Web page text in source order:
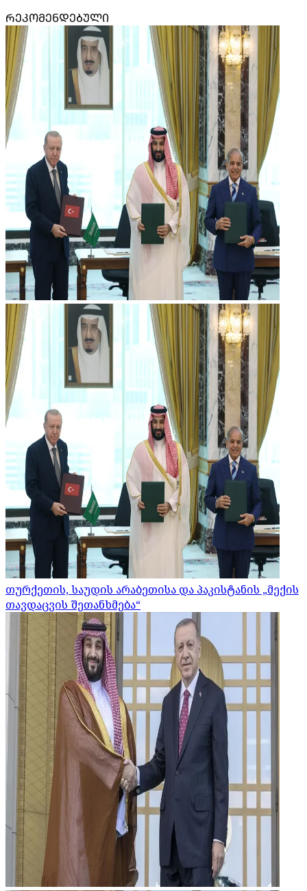
ᲠᲔᲙᲝᲛᲔᲜᲓᲔᲑᲣᲚᲘ
თურქეთის, საუდის არაბეთისა და პაკისტანის „მექის
თავდაცვის შეთანხმება“